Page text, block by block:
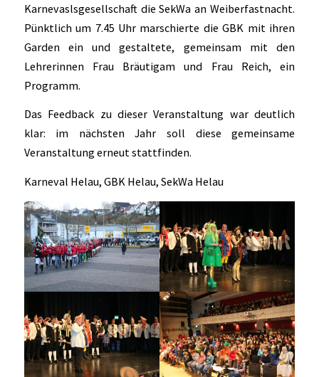
Karnevaslsgesellschaft die SekWa an Weiberfastnacht.
Pünktlich um 7.45 Uhr marschierte die GBK mit ihren
Garden ein und gestaltete, gemeinsam mit den
Lehrerinnen Frau Bräutigam und Frau Reich, ein
Programm.
Das Feedback zu dieser Veranstaltung war deutlich
klar: im nächsten Jahr soll diese gemeinsame
Veranstaltung erneut stattfinden.
Karneval Helau, GBK Helau, SekWa Helau